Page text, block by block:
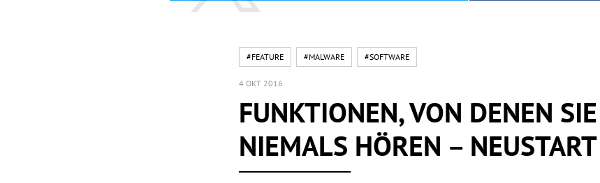
#FEATURE #MALWARE #SOFTWARE
4 OKT 2016
FUNKTIONEN, VON DENEN SIE
NIEMALS HÖREN –